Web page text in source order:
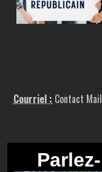
Courriel : Contact Mail